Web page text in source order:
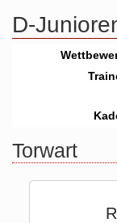
D-
Torwart